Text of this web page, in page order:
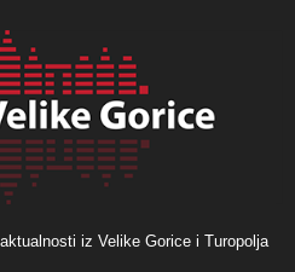
iz Velike Gorice i Turopolja